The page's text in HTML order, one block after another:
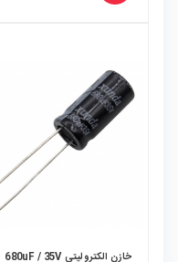
خازن الکترولیتی 680uF / 35V